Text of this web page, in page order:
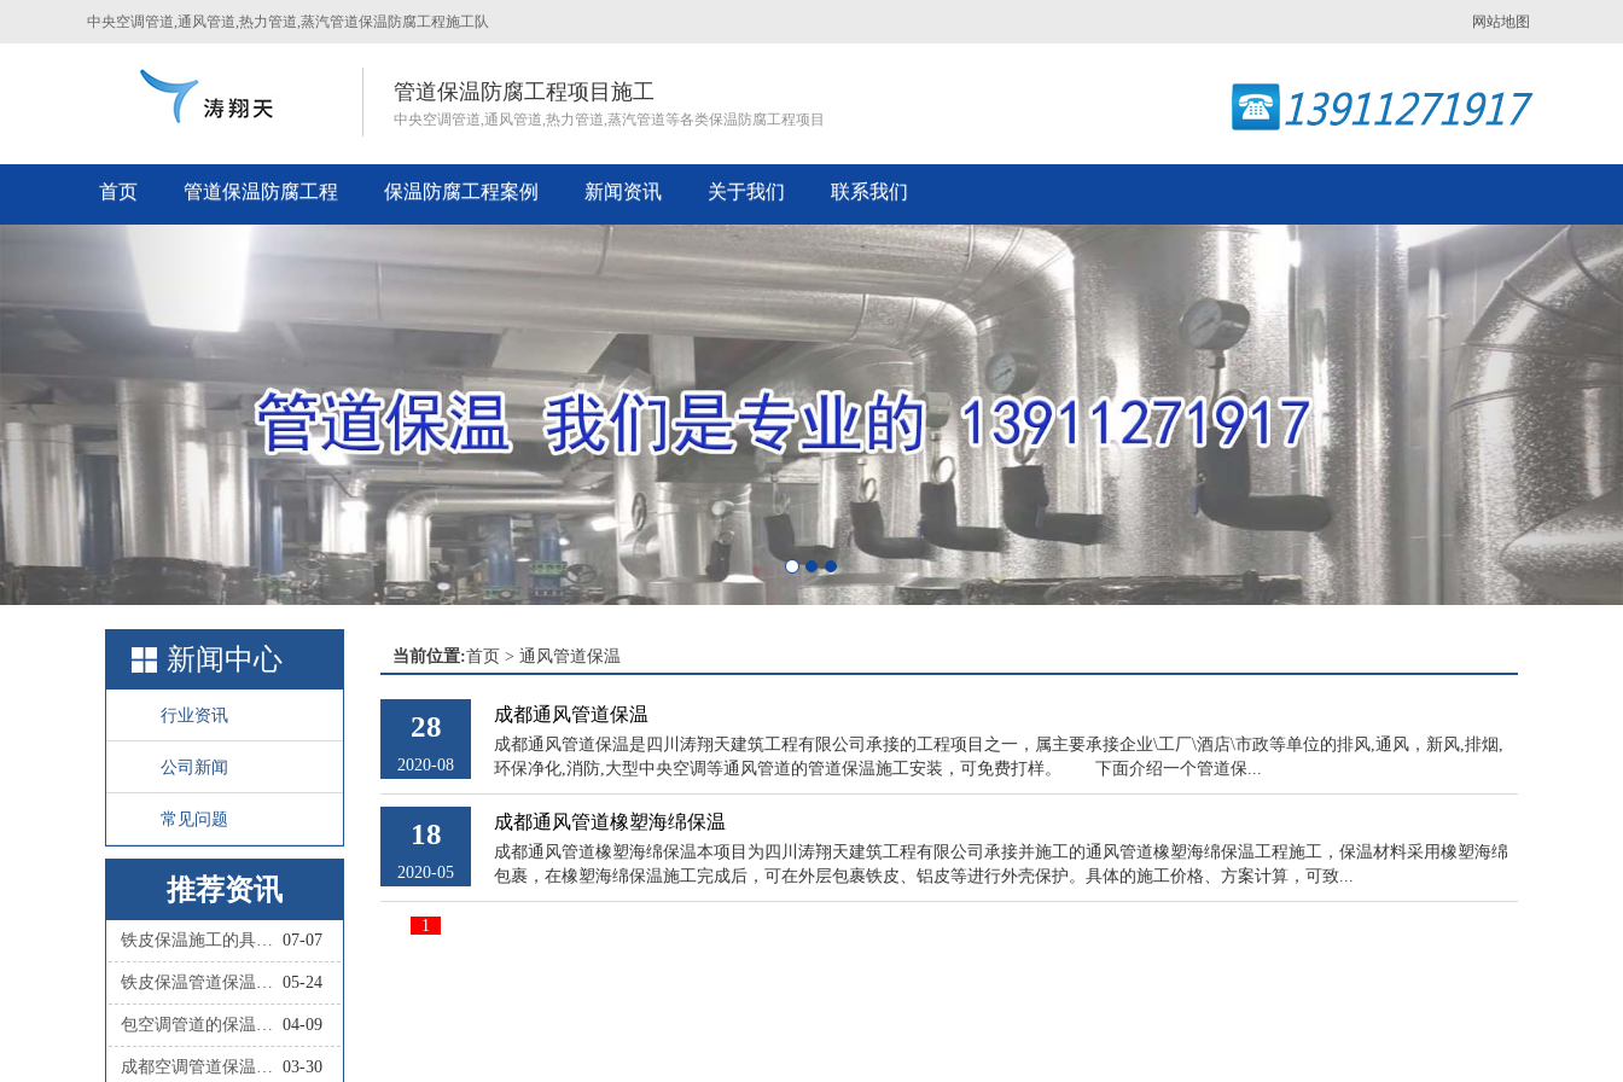
中央空调管道,通风管道,热力管道,蒸汽管道保温防腐工程施工队 网站地图
管道保温防腐工程项目施工
中央空调管道,通风管道,热力管道,蒸汽管道等各类保温防腐工程项目
首页 管道保温防腐工程 保温防腐工程案例 新闻资讯 关于我们 联系我们
Next
新闻中心
行业资讯
公司新闻
常见问题
推荐资讯
铁皮保温施工的具体步骤有哪些？ 07-07
铁皮保温管道保温施工的具体流程是怎样的？ 05-24
包空调管道的保温材料叫什么 04-09
成都空调管道保温施工队联系人 03-30
当前位置:首页 > 通风管道保温
28
2020-08
成都通风管道保温
成都通风管道保温是四川涛翔天建筑工程有限公司承接的工程项目之一，属主要承接企业\工厂\酒店\市政等单位的排风,通风，新风,排烟,
环保净化,消防,大型中央空调等通风管道的管道保温施工安装，可免费打样。 下面介绍一个管道保...
18
2020-05
成都通风管道橡塑海绵保温
成都通风管道橡塑海绵保温本项目为四川涛翔天建筑工程有限公司承接并施工的通风管道橡塑海绵保温工程施工，保温材料采用橡塑海绵
包裹，在橡塑海绵保温施工完成后，可在外层包裹铁皮、铝皮等进行外壳保护。具体的施工价格、方案计算，可致...
1